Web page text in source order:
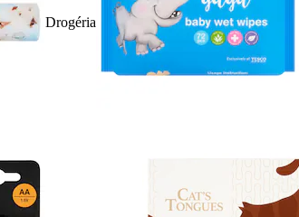
Drogéria